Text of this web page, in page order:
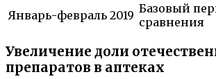
Январь-февраль 2019 Базовый
сравнения
Увеличение доли
препаратов в аптеках